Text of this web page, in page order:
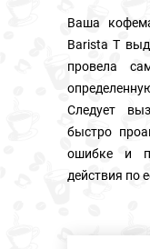
Ваша
Barista T
провела
Следует
быстро
ошибке и
действия по